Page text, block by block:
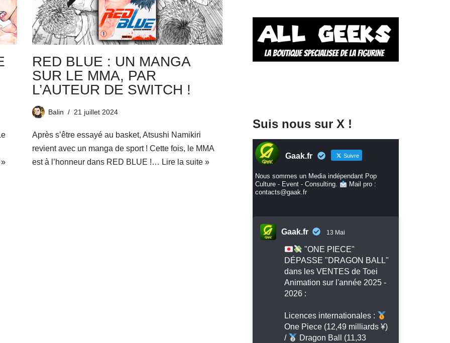
RED BLUE : UN MANGA
SUR LE MMA, PAR
L’AUTEUR DE SWITCH !
Balin 21 juillet 2024
Après s’être essayé au basket, Atsushi Namikiri
revient avec un manga de sport ! Cette fois, le MMA
est à l’honneur dans RED BLUE !… Lire la suite »
Suis nous sur X !
Gaak.fr Suivre
Nous sommes un Media indépendant Pop
Culture - Event - Consulting.
Mail pro :
contacts@gaak.fr
Gaak.fr 13 Mai
"ONE PIECE"
DÉPASSE "DRAGON BALL"
dans les VENTES de Toei
Animation sur l'année 2025 -
2026 :
Licences internationales :
One Piece (12,49 milliards ¥)
/
Dragon Ball (11,33